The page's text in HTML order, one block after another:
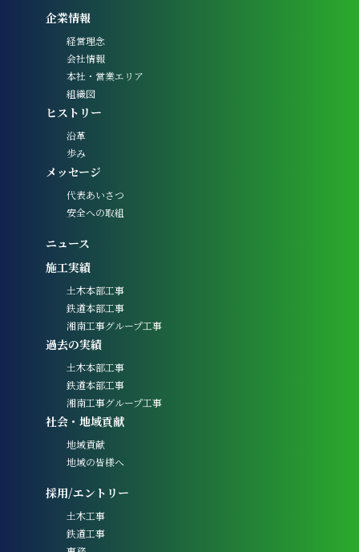
企業情報
経営理念
会社情報
本社・営業エリア
組織図
ヒストリー
沿革
歩み
メッセージ
代表あいさつ
安全への取組
ニュース
施工実績
土木本部工事
鉄道本部工事
湘南工事グループ工事
過去の実績
土木本部工事
鉄道本部工事
湘南工事グループ工事
社会・地域貢献
地域貢献
地域の皆様へ
採用/エントリー
土木工事
鉄道工事